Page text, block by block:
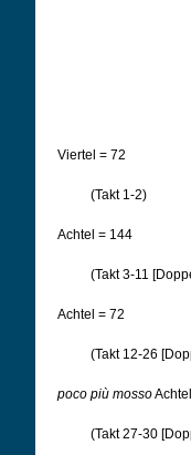
Viertel = 72
(Takt 1-2)
Achtel = 144
(Takt 3-11
Achtel = 72
(Takt 12-26
poco più mosso
(Takt 27-30